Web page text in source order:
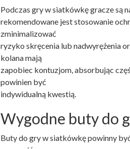
Podczas gry w siatkówkę gracze są
rekomendowane jest stosowanie
zminimalizować
ryzyko skręcenia lub nadwyrężenia
kolana mają
zapobiec kontuzjom, absorbując
powinien być
indywidualną kwestią.
Wygodne buty do
Buty do gry w siatkówkę powinny